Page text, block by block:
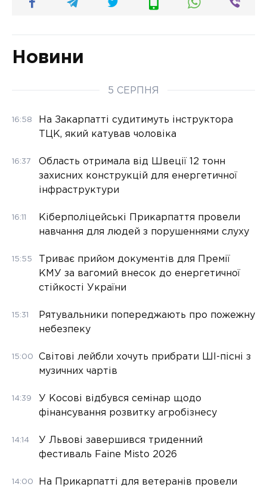
Новини
5 СЕРПНЯ
16:58
На Закарпатті судитимуть інструктора
ТЦК, який катував чоловіка
16:37
Область отримала від Швеції 12 тонн
захисних конструкцій для енергетичної
інфраструктури
16:11
Кіберполіцейські Прикарпаття провели
навчання для людей з порушеннями слуху
15:55
Триває прийом документів для Премії
КМУ за вагомий внесок до енергетичної
стійкості України
15:31
Рятувальники попереджають про пожежну
небезпеку
15:00
Світові лейбли хочуть прибрати ШІ-пісні з
музичних чартів
14:39
У Косові відбувся семінар щодо
фінансування розвитку агробізнесу
14:14
У Львові завершився триденний
фестиваль Faine Misto 2026
14:00
На Прикарпатті для ветеранів провели